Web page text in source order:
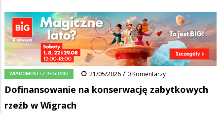
Ścieżka
nawigacyjna
Strona główna/Wiadomości/Wiadomości z regionu/
Dofinansowanie na konserwację zabytkowych rzeźb w Wigrach
FacebookPinterestTumblr
0 Reddit Share
WIADOMOŚCI Z REGIONU 21/05/2026 / 0 Komentarzy
Dofinansowanie na konserwację zabytkowych
rzeźb w Wigrach